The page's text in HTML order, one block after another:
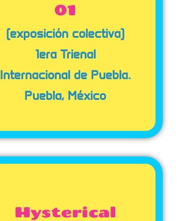
01
(exposición colectiva)
1era Trienal
Internacional de Puebla.
Puebla, México
Hysterical